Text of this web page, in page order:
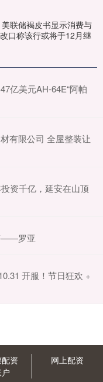
联储褐皮书显示消费与
口称该行或将于12月继
亿美元AH-64E“阿帕
有限公司 全屋整装让
资千亿，延安在山顶
——罗亚
开服！节日狂欢 +
资
网上配资